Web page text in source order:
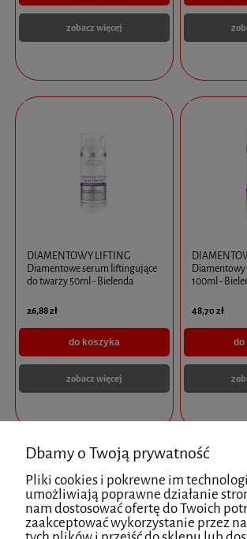
zobacz więcej
DIAMENTOWY LIFTING
Diamentowe serum liftingujące
do twarzy 50ml - Bielenda
26,88 zł
do koszyka
zobacz więcej
100ml -
48,70 zł
do
Dbamy o Twoją prywatność
Pliki cookies i pokrewne im
umożliwiają poprawne działanie
nam dostosować ofertę do Twoich
zaakceptować wykorzystanie przez